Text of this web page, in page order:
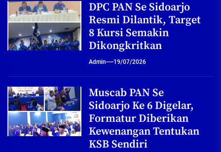
DPC PAN Se Sidoarjo
Resmi Dilantik, Target
8 Kursi Semakin
Dikongkritkan
Admin 19/07/2026
Muscab PAN Se
Sidoarjo Ke 6 Digelar,
Formatur Diberikan
Kewenangan Tentukan
KSB Sendiri